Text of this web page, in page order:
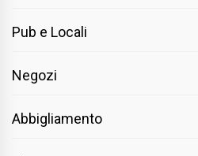
Pub e Locali
Negozi
Abbigliamento